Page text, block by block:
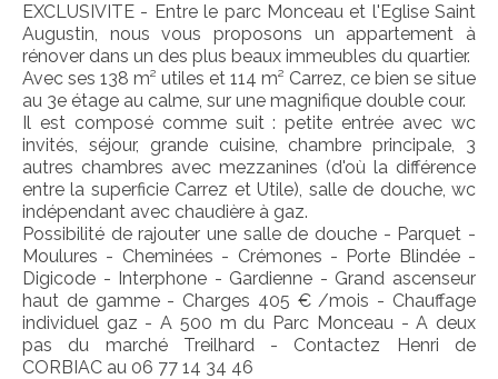
EXCLUSIVITE - Entre le parc Monceau et l'Eglise Saint
Augustin, nous vous proposons un appartement à
rénover dans un des plus beaux immeubles du quartier.
Avec ses 138 m² utiles et 114 m² Carrez, ce bien se situe
au 3e étage au calme, sur une magnifique double cour.
Il est composé comme suit : petite entrée avec wc
invités, séjour, grande cuisine, chambre principale, 3
autres chambres avec mezzanines (d'où la différence
entre la superficie Carrez et Utile), salle de douche, wc
indépendant avec chaudière à gaz.
Possibilité de rajouter une salle de douche - Parquet -
Moulures - Cheminées - Crémones - Porte Blindée -
Digicode - Interphone - Gardienne - Grand ascenseur
haut de gamme - Charges 405 € /mois - Chauffage
individuel gaz - A 500 m du Parc Monceau - A deux
pas du marché Treilhard - Contactez Henri de
CORBIAC au 06 77 14 34 46